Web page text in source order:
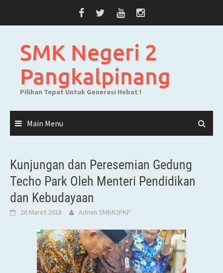
SMK Negeri 2
Pangkalpinang
Pilihan Tepat Untuk Generasi Hebat !
Main Menu
Kunjungan dan Peresemian Gedung
Techo Park Oleh Menteri Pendidikan
dan Kebudayaan
26 Maret 2018 Admin SMKN2PKP